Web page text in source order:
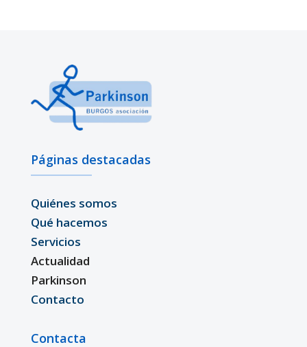
Páginas destacadas
Quiénes somos
Qué hacemos
Servicios
Actualidad
Parkinson
Contacto
Contacta